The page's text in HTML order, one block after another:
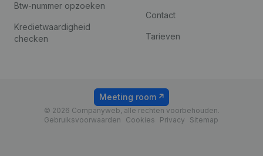
Btw-nummer opzoeken
Kredietwaardigheid
checken
Contact
Tarieven
© 2026 Companyweb, alle rechten voorbehouden.
Gebruiksvoorwaarden
Cookies Privacy Sitemap
Meeting room